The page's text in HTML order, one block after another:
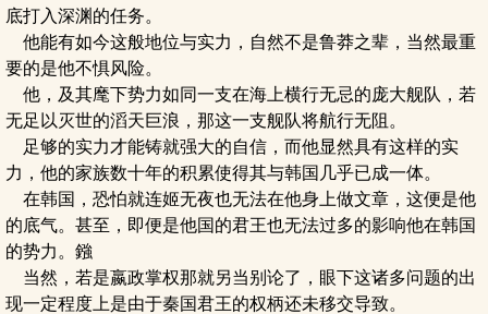
底打入深渊的任务。
他能有如今这般地位与实力，自然不是鲁莽之辈，当然最重
要的是他不惧风险。
他，及其麾下势力如同一支在海上横行无忌的庞大舰队，若
无足以灭世的滔天巨浪，那这一支舰队将航行无阻。
足够的实力才能铸就强大的自信，而他显然具有这样的实
力，他的家族数十年的积累使得其与韩国几乎已成一体。
在韩国，恐怕就连姬无夜也无法在他身上做文章，这便是他
的底气。甚至，即便是他国的君王也无法过多的影响他在韩国
的势力。鏹
当然，若是嬴政掌权那就另当别论了，眼下这诸多问题的出
现一定程度上是由于秦国君王的权柄还未移交导致。